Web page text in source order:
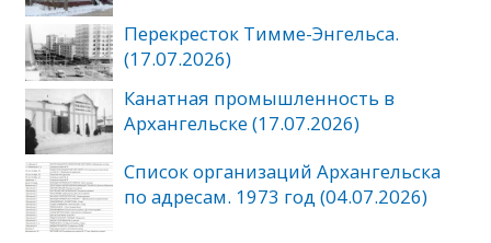
Перекресток Тимме-Энгельса.
(17.07.2026)
Канатная промышленность в
Архангельске (17.07.2026)
Список организаций Архангельска
по адресам. 1973 год (04.07.2026)